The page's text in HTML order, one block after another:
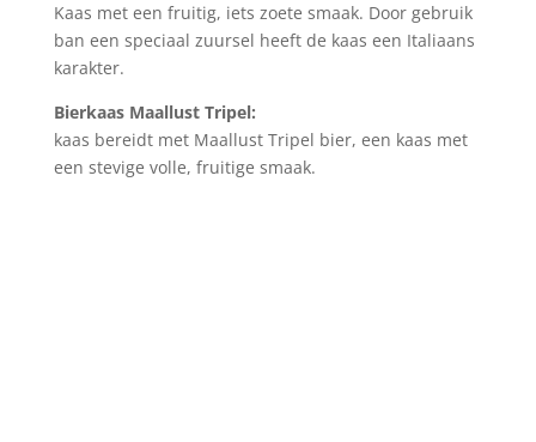
Kaas met een fruitig, iets zoete smaak. Door gebruik
ban een speciaal zuursel heeft de kaas een Italiaans
karakter.
Bierkaas Maallust Tripel:
kaas bereidt met Maallust Tripel bier, een kaas met
een stevige volle, fruitige smaak.